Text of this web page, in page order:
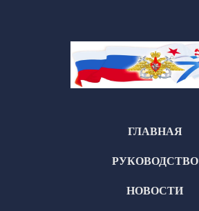
ГЛАВНАЯ
РУКОВОДСТВО
НОВОСТИ